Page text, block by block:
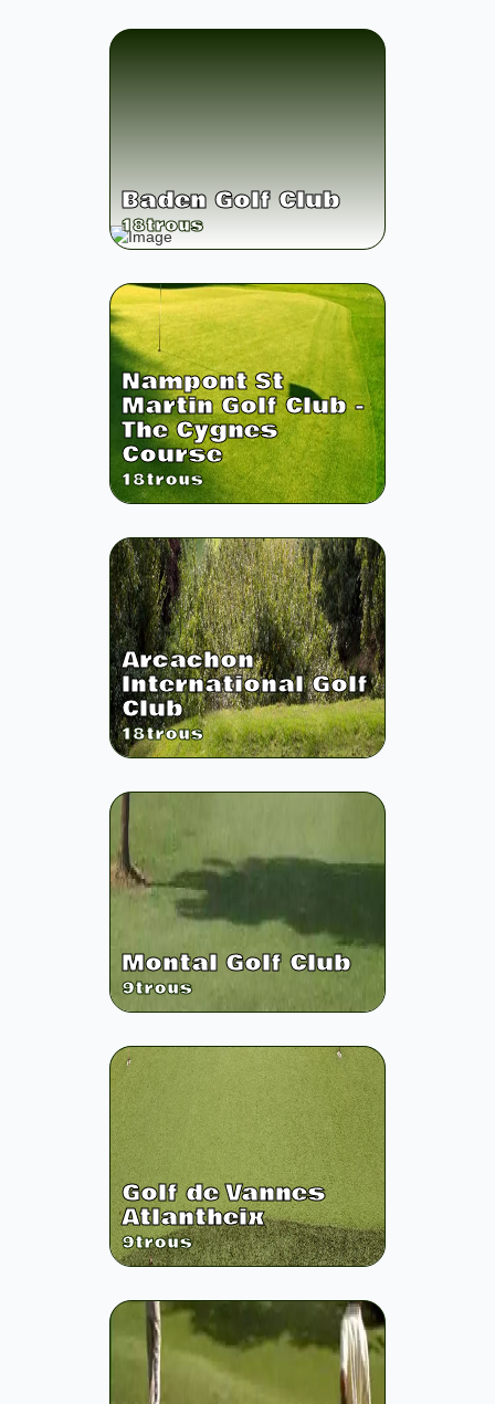
Baden Golf Club
18trous
Nampont St
Martin Golf Club -
The Cygnes
Course
18trous
Arcachon
International Golf
Club
18trous
Montal Golf Club
9trous
Golf de Vannes
Atlantheix
9trous